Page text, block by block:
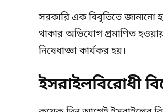
সরকারি এক বিবৃতিতে জানানো
থাকার অভিযোগ প্রমাণিত
নিষেধাজ্ঞা কার্যকর হয়।
ইসরাইলবিরোধী